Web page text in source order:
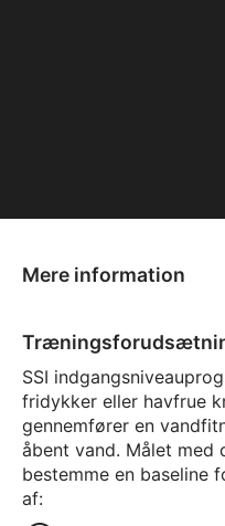
Mere information
SSI
fridykker eller havfrue
gennemfører en
åbent vand. Målet med
bestemme en baseline
af: